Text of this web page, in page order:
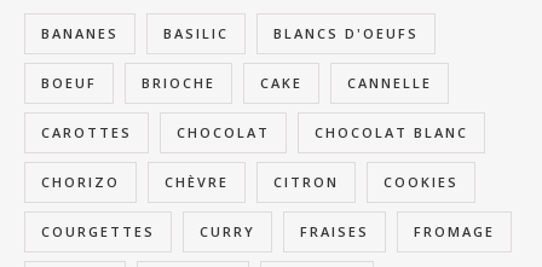
BANANES BASILIC BLANCS D'OEUFS
BOEUF BRIOCHE CAKE CANNELLE
CAROTTES CHOCOLAT CHOCOLAT BLANC
CHORIZO CHÈVRE CITRON COOKIES
COURGETTES CURRY FRAISES FROMAGE